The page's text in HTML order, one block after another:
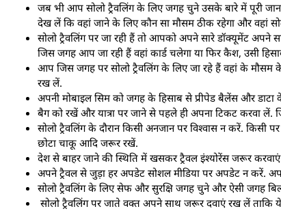
जब भी आप सोलो ट्रैवलिंग के लिए जगह चुने उसके बारे में पूरी
देख लें कि वहां जाने के लिए कौन सा मौसम ठीक रहेगा और वहां
सोलो ट्रैवलिंग पर जा रही हैं तो आपको अपने सारे डॉक्यूमेंट
जिस जगह आप जा रही हैं वहां कार्ड चलेगा या फिर कैश, उसी
आप जिस जगह पर सोलो ट्रैवलिंग के लिए जा रहे हैं वहां के
रख लें.
अपनी मोबाइल सिम को जगह के हिसाब से प्रीपेड बैलेंस और
बैग को रखें और यात्रा पर जाने से पहले ही अपना टिकट करवा लें.
सोलो ट्रैवलिंग के दौरान किसी अनजान पर विश्वास न करें.
छोटा चाकू आदि जरूर रखें.
देश से बाहर जाने की स्थिति में खसकर ट्रैवल इंश्योरेंस जरूर
अपने ट्रैवल से जुड़ा हर अपडेट सोशल मीडिया पर अपडेट न करें.
सोलो ट्रैवलिंग के लिए सेफ और सुरक्षि जगह चुने और ऐसी जगह
सोलो ट्रैवलिंग पर जाते वक्त अपने साथ जरूर दवाएं रख लें